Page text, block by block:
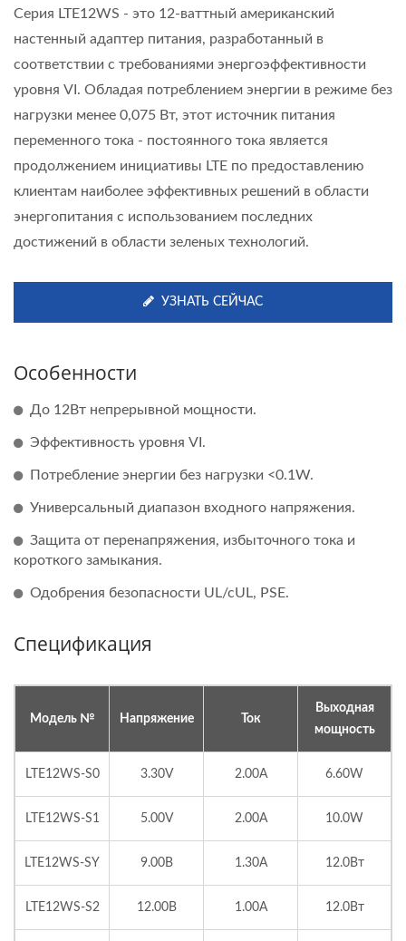
Серия LTE12WS - это 12-ваттный американский
настенный адаптер питания, разработанный в
соответствии с требованиями энергоэффективности
уровня VI. Обладая потреблением энергии в режиме без
нагрузки менее 0,075 Вт, этот источник питания
переменного тока - постоянного тока является
продолжением инициативы LTE по предоставлению
клиентам наиболее эффективных решений в области
энергопитания с использованием последних
достижений в области зеленых технологий.
УЗНАТЬ СЕЙЧАС
Особенности
До 12Вт непрерывной мощности.
Эффективность уровня VI.
Потребление энергии без нагрузки <0.1W.
Универсальный диапазон входного напряжения.
Защита от перенапряжения, избыточного тока и
короткого замыкания.
Одобрения безопасности UL/cUL, PSE.
Спецификация
Модель № Напряжение Ток
Выходная
мощность
LTE12WS-S0 3.30V 2.00A 6.60W
LTE12WS-S1 5.00V 2.00A 10.0W
LTE12WS-SY 9.00В 1.30А 12.0Вт
LTE12WS-S2 12.00В 1.00A 12.0Вт